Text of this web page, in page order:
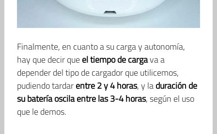
Finalmente, en cuanto a su carga y autonomía,
hay que decir queel tiempo de cargava a
depender del tipo de cargador que utilicemos,
pudiendo tardarentre 2 y 4 horas, y laduración de
su batería oscila entre las 3-4 horas, según el uso
que le demos.